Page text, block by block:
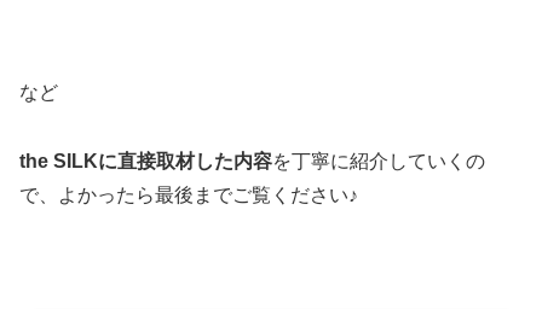
など
the SILKに直接取材した内容を丁寧に紹介していくの
で、よかったら最後までご覧ください♪